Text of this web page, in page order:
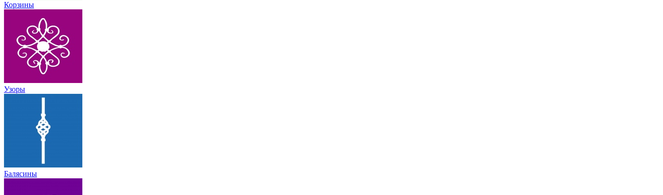
Корзины
Узоры
Балясины